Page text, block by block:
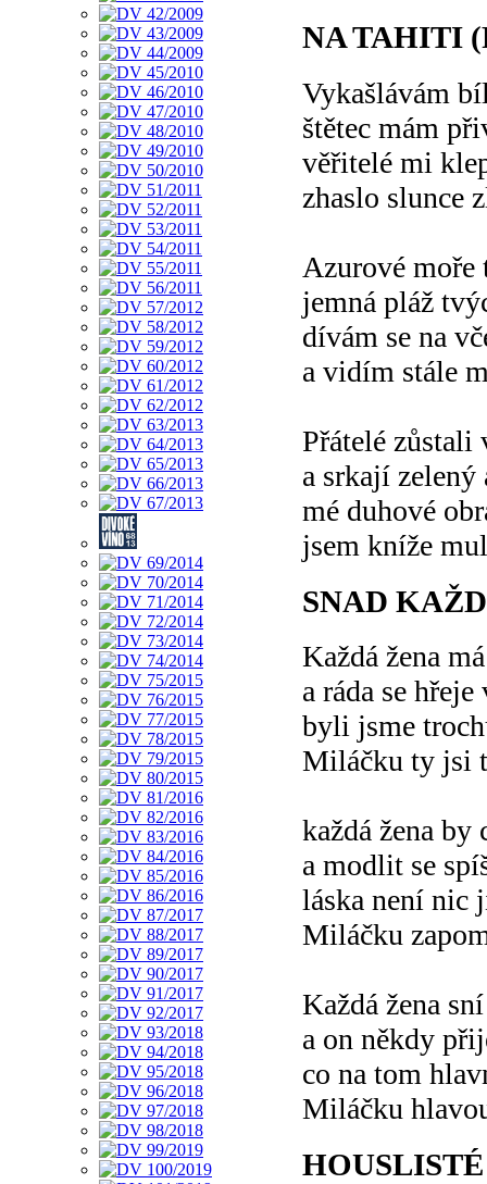
NA TAHITI
Vykašlávám
štětec mám
věřitelé mi
zhaslo slunce
Azurové
jemná pláž
dívám se na
a vidím stále
Přátelé zůstali
a srkají
mé duhové
jsem kníže
SNAD
Každá žena
a ráda se
byli jsme
Miláčku ty jsi
každá žena
a modlit se
láska není nic
Miláčku
Každá žena
a on někdy
co na tom
Miláčku
HOUSLISTÉ